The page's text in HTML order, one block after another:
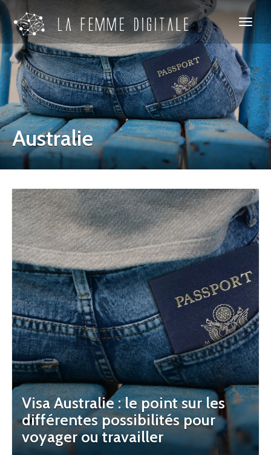
Australie
Visa Australie : le point sur les
différentes possibilités pour
voyager ou travailler